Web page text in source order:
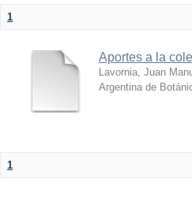
1
Aportes a la
Lavornia, Juan
Argentina de
1